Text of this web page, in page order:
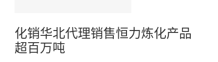
化销华北代理销售恒力炼化产品
超百万吨